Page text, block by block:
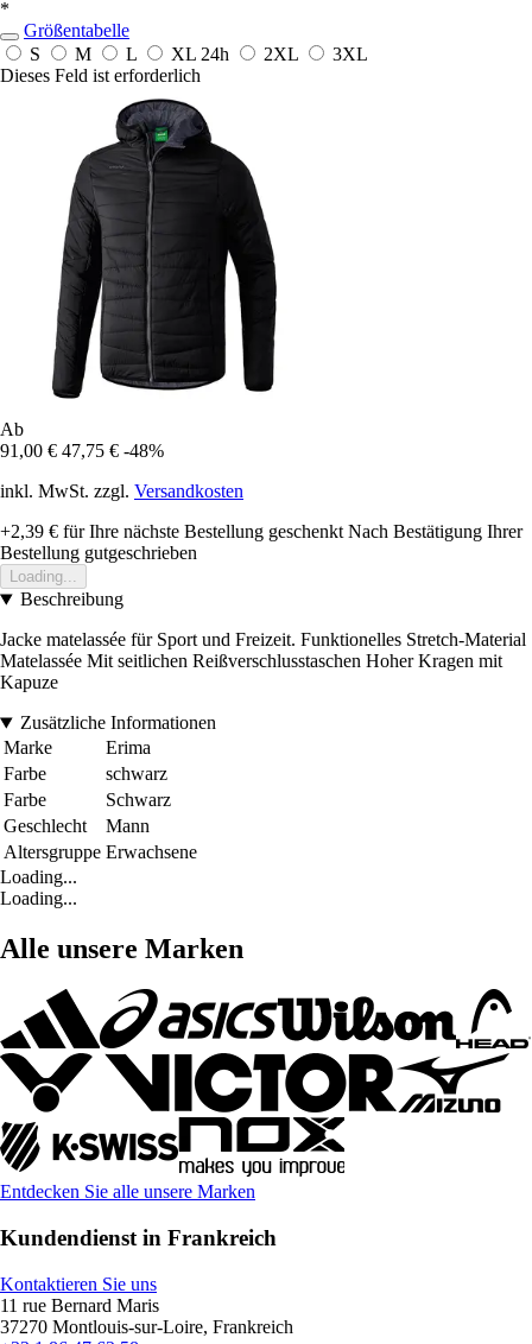
*
Größentabelle
S
M L XL 24h 2XL
3XL
Dieses Feld ist erforderlich
Ab
91,00 € 47,75 € -48%
inkl. MwSt. zzgl. Versandkosten
+2,39 € für Ihre nächste Bestellung geschenkt Nach Bestätigung Ihrer
Bestellung gutgeschrieben
Loading...
Beschreibung
Jacke matelassée für Sport und Freizeit. Funktionelles Stretch-Material
Matelassée Mit seitlichen Reißverschlusstaschen Hoher Kragen mit
Kapuze
Zusätzliche Informationen
Marke
Erima
Farbe
schwarz
Farbe
Schwarz
Geschlecht
Mann
Altersgruppe Erwachsene
Loading...
Loading...
Alle unsere Marken
Entdecken Sie alle unsere Marken
Kundendienst in Frankreich
Kontaktieren Sie uns
11 rue Bernard Maris
37270 Montlouis-sur-Loire, Frankreich